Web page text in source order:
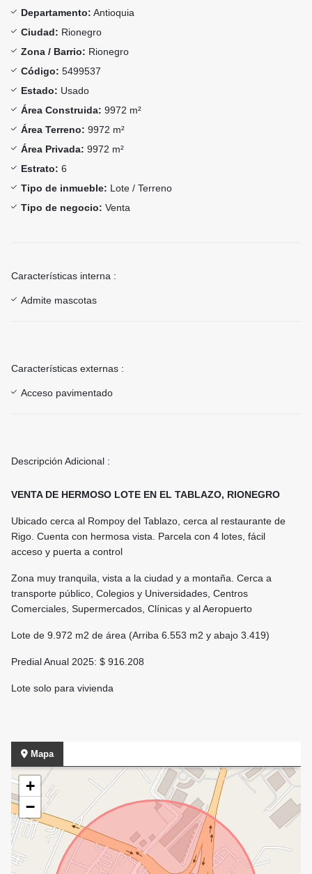
Departamento: Antioquia
Ciudad: Rionegro
Zona / Barrio: Rionegro
Código: 5499537
Estado: Usado
Área Construida: 9972 m²
Área Terreno: 9972 m²
Área Privada: 9972 m²
Estrato: 6
Tipo de inmueble: Lote / Terreno
Tipo de negocio: Venta
Características interna :
Admite mascotas
Características externas :
Acceso pavimentado
Descripción Adicional :
VENTA DE HERMOSO LOTE EN EL TABLAZO, RIONEGRO
Ubicado cerca al Rompoy del Tablazo, cerca al restaurante de
Rigo. Cuenta con hermosa vista. Parcela con 4 lotes, fácil
acceso y puerta a control
Zona muy tranquila, vista a la ciudad y a montaña. Cerca a
transporte público, Colegios y Universidades, Centros
Comerciales, Supermercados, Clínicas y al Aeropuerto
Lote de 9.972 m2 de área (Arriba 6.553 m2 y abajo 3.419)
Predial Anual 2025: $ 916.208
Lote solo para vivienda
Mapa
+
−